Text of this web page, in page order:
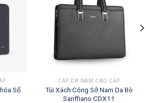
Số
CẶP DA NAM CAO CẤP
Túi Xách Công Sở Nam Da Bò
Sanffiano CDX11